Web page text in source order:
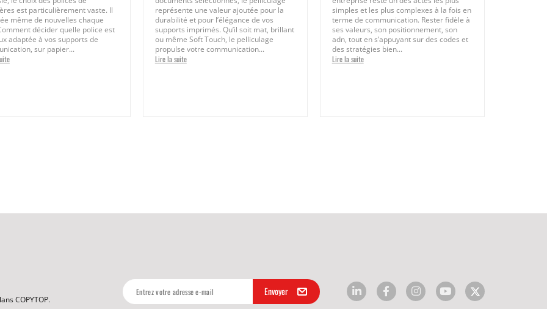
est particulièrement vaste. Il
même de nouvelles chaque
décider quelle police est
adaptée à vos supports de
sur papier...
représente une valeur ajoutée pour la
durabilité et pour l’élégance de vos
supports imprimés. Qu’il soit mat, brillant
ou même Soft Touch, le pelliculage
propulse votre communication...
Lire la suite
simples et les plus complexes à la fois en
terme de communication. Rester fidèle à
ses valeurs, son positionnement, son
adn, tout en s’appuyant sur des codes et
des stratégies bien...
Lire la suite
COPYTOP.